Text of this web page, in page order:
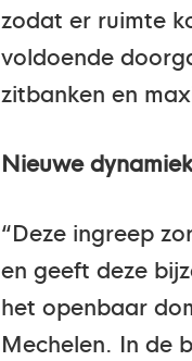
zodat er ruimte
voldoende
zitbanken en
Nieuwe
“Deze ingreep
en geeft deze
het openbaar
Mechelen. In de